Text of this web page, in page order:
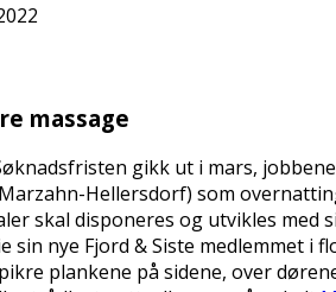
massage
gikk ut i mars,
Hellersdorf) som
skal disponeres og utvikles
nye Fjord & Siste medlemmet i
plankene på sidene, over